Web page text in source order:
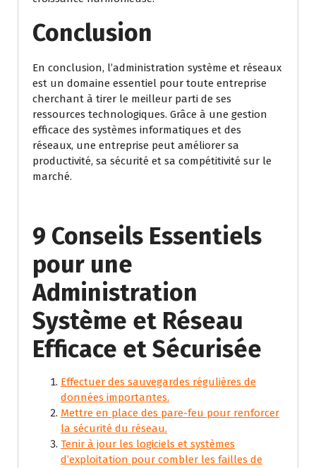
Conclusion
En conclusion, l’administration système et réseaux
est un domaine essentiel pour toute entreprise
cherchant à tirer le meilleur parti de ses
ressources technologiques. Grâce à une gestion
efficace des systèmes informatiques et des
réseaux, une entreprise peut améliorer sa
productivité, sa sécurité et sa compétitivité sur le
marché.
9 Conseils Essentiels
pour une
Administration
Système et Réseau
Efficace et Sécurisée
Effectuer des sauvegardes régulières de
données importantes.
Mettre en place des pare-feu pour renforcer
la sécurité du réseau.
Tenir à jour les logiciels et systèmes
d’exploitation pour combler les failles de